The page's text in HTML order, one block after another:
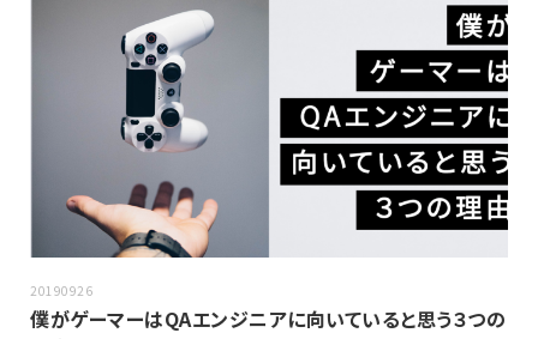
20190926
僕がゲーマーはQAエンジニアに向いていると思う３つの